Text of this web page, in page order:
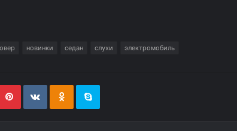
новинки седан слухи электромобиль
PinterestВконтактеОдноклассники
Skype